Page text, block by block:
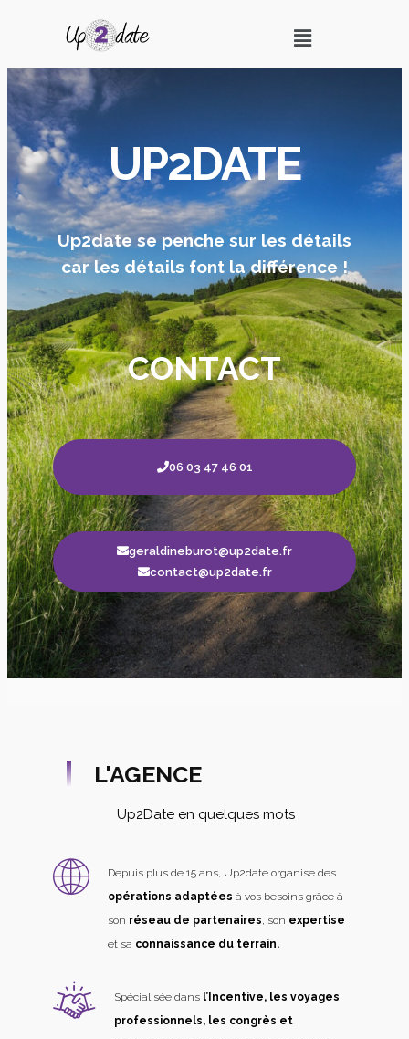
UP2DATE
Up2date se penche sur les détails
car les détails font la différence !
CONTACT
06 03 47 46 01
geraldineburot@up2date.fr
contact@up2date.fr
L'AGENCE
Up2Date en quelques mots
Depuis plus de 15 ans, Up2date organise des
opérations adaptées à vos besoins grâce à
son réseau de partenaires, son expertise
et sa connaissance du terrain.
Spécialisée dans l’Incentive, les voyages
professionnels, les congrès et